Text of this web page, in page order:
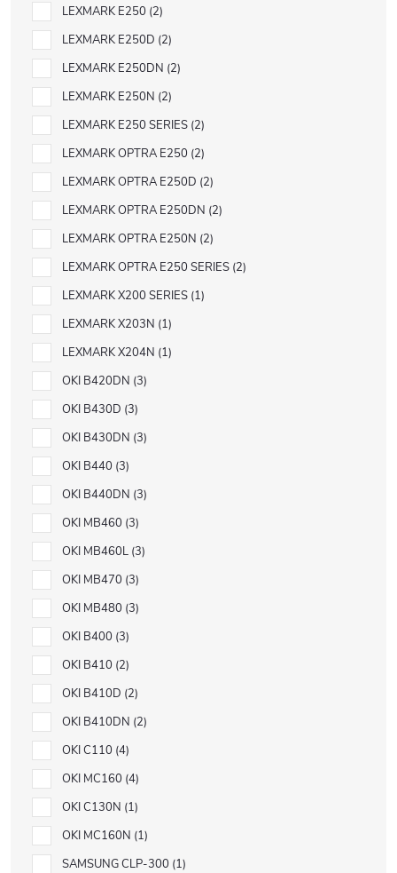
LEXMARK E250 2
LEXMARK E250D 2
LEXMARK E250DN 2
LEXMARK E250N 2
LEXMARK E250 SERIES 2
LEXMARK OPTRA E250 2
LEXMARK OPTRA E250D 2
LEXMARK OPTRA E250DN 2
LEXMARK OPTRA E250N 2
LEXMARK OPTRA E250 SERIES 2
LEXMARK X200 SERIES 1
LEXMARK X203N 1
LEXMARK X204N 1
OKI B420DN 3
OKI B430D 3
OKI B430DN 3
OKI B440 3
OKI B440DN 3
OKI MB460 3
OKI MB460L 3
OKI MB470 3
OKI MB480 3
OKI B400 3
OKI B410 2
OKI B410D 2
OKI B410DN 2
OKI C110 4
OKI MC160 4
OKI C130N 1
OKI MC160N 1
SAMSUNG CLP-300 1